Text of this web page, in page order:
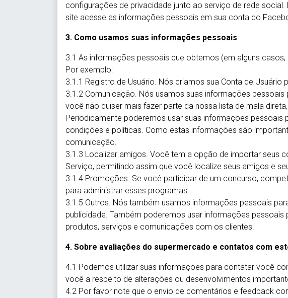
configurações de privacidade junto ao serviço de rede
site acesse as informações pessoais em sua conta do
3. Como usamos suas informações pessoais
3.1 As informações pessoais que obtemos (em alguns
Por exemplo:
3.1.1 Registro de Usuário. Nós criamos sua Conta de
3.1.2 Comunicação. Nós usamos suas informações
você não quiser mais fazer parte da nossa lista de mala
Periodicamente poderemos usar suas informações
condições e políticas. Como estas informações são
comunicação.
3.1.3 Localizar amigos. Você tem a opção de importar seus
Serviço, permitindo assim que você localize seus amigos e
3.1.4 Promoções. Se você participar de um concurso,
para administrar esses programas.
3.1.5 Outros. Nós também usamos informações pessoais
publicidade. Também poderemos usar informações
produtos, serviços e comunicações com os clientes.
4. Sobre avaliações do supermercado e contatos com
4.1 Podemos utilizar suas informações para contatar você
você a respeito de alterações ou desenvolvimentos
4.2 Por favor note que o envio de comentários e feedback